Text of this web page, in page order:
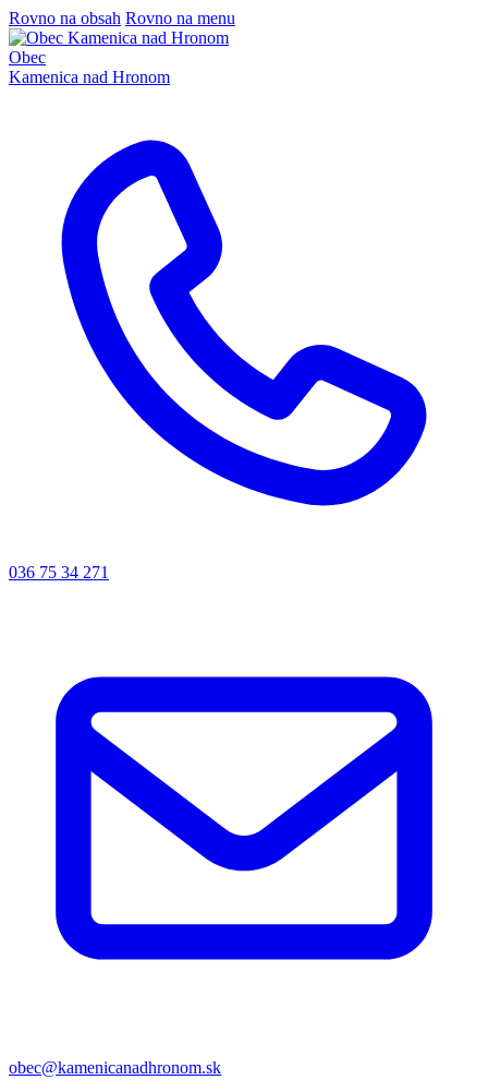
Rovno na obsah Rovno na menu
Obec
Kamenica nad Hronom
036 75 34 271
obec@kamenicanadhronom.sk